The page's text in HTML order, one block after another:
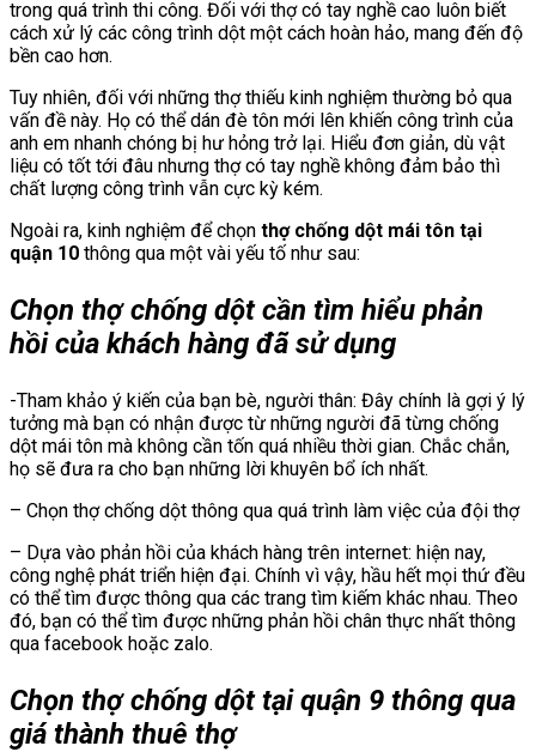
trong quá trình thi công. Đối với thợ có tay nghề cao luôn biết
cách xử lý các công trình dột một cách hoàn hảo, mang đến độ
bền cao hơn.
Tuy nhiên, đối với những thợ thiếu kinh nghiệm thường bỏ qua
vấn đề này. Họ có thể dán đè tôn mới lên khiến công trình của
anh em nhanh chóng bị hư hỏng trở lại. Hiểu đơn giản, dù vật
liệu có tốt tới đâu nhưng thợ có tay nghề không đảm bảo thì
chất lượng công trình vẫn cực kỳ kém.
Ngoài ra, kinh nghiệm để chọn thợ chống dột mái tôn tại
quận 10 thông qua một vài yếu tố như sau:
Chọn thợ chống dột cần tìm hiểu phản
hồi của khách hàng đã sử dụng
-Tham khảo ý kiến của bạn bè, người thân: Đây chính là gợi ý lý
tưởng mà bạn có nhận được từ những người đã từng chống
dột mái tôn mà không cần tốn quá nhiều thời gian. Chắc chắn,
họ sẽ đưa ra cho bạn những lời khuyên bổ ích nhất.
– Chọn thợ chống dột thông qua quá trình làm việc của đội thợ
– Dựa vào phản hồi của khách hàng trên internet: hiện nay,
công nghệ phát triển hiện đại. Chính vì vậy, hầu hết mọi thứ đều
có thể tìm được thông qua các trang tìm kiếm khác nhau. Theo
đó, bạn có thể tìm được những phản hồi chân thực nhất thông
qua facebook hoặc zalo.
Chọn thợ chống dột tại quận 9 thông qua
giá thành thuê thợ